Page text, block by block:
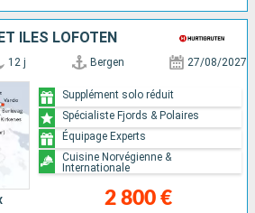
ÎLES LOFOTEN
12 j Bergen 27/08/2027
2 800 €
Supplément solo réduit
Spécialiste Fjords & Polaires
Équipage Experts
Cuisine Norvégienne &
Internationale